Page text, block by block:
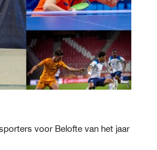
voor Belofte van het jaar